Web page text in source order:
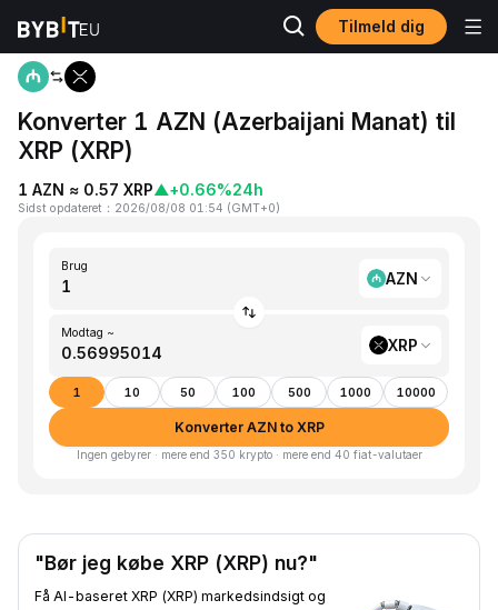
Tilmeld dig
Hjem AZN to XRP
Konverter 1 AZN (Azerbaijani Manat) til
XRP (XRP)
1 AZN ≈ 0.57 XRP▲+0.66%24h
Sidst opdateret ： 2026/08/08 01:54 (GMT+0)
Brug
AZN
Modtag ~
XRP
1 10 50 100 500 1000 10000
Konverter AZN to XRP
Ingen gebyrer · mere end 350 krypto · mere end 40 fiat-valutaer
"Bør jeg købe XRP (XRP) nu?"
Få AI-baseret XRP (XRP) markedsindsigt og